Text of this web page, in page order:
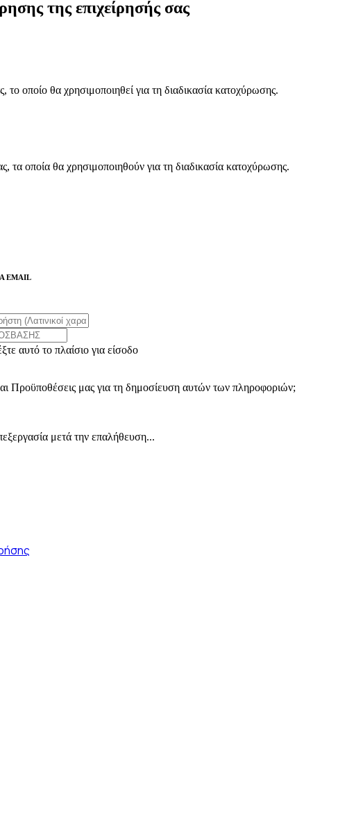
της επιχείρησής σας
οποίο θα χρησιμοποιηθεί για τη διαδικασία κατοχύρωσης.
τα οποία θα χρησιμοποιηθούν για τη διαδικασία κατοχύρωσης.
EMAIL
αυτό το πλαίσιο για είσοδο
Προϋποθέσεις μας για τη δημοσίευση αυτών των πληροφοριών;
μετά την επαλήθευση...